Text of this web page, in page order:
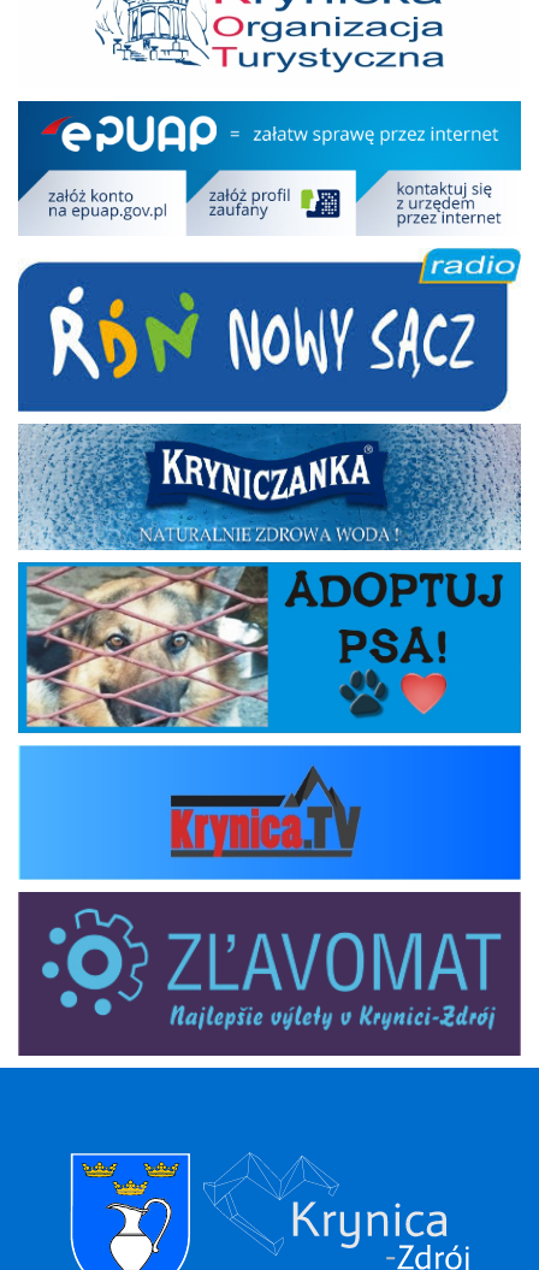
Kryniczanka
Adoptuj psa
krynica_tv